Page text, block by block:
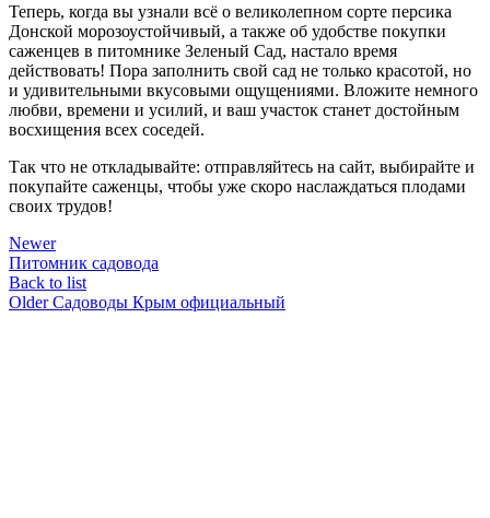
Теперь, когда вы узнали всё о великолепном сорте персика
Донской морозоустойчивый, а также об удобстве покупки
саженцев в питомнике Зеленый Сад, настало время
действовать! Пора заполнить свой сад не только красотой, но
и удивительными вкусовыми ощущениями. Вложите немного
любви, времени и усилий, и ваш участок станет достойным
восхищения всех соседей.
Так что не откладывайте: отправляйтесь на сайт, выбирайте и
покупайте саженцы, чтобы уже скоро наслаждаться плодами
своих трудов!
Newer
Питомник садовода
Back to list
Older Садоводы Крым официальный